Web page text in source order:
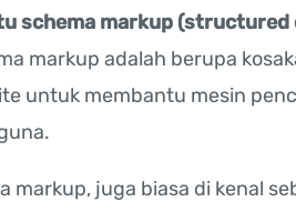
schema markup (structured
markup adalah berupa
untuk membantu mesin
markup, juga biasa di kenal